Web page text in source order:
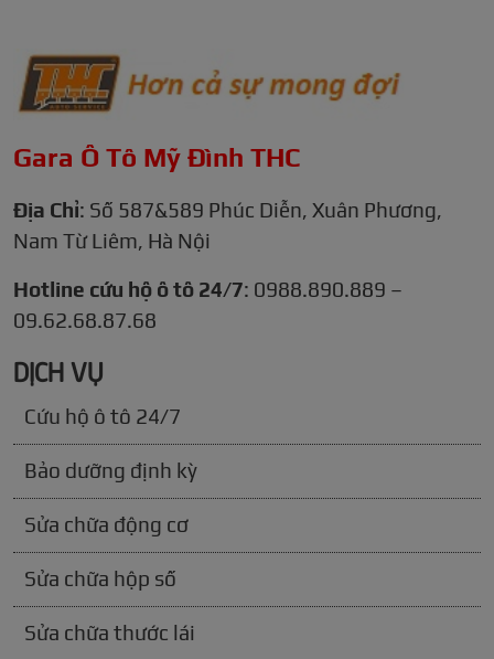
Gara Ô Tô Mỹ Đình THC
Địa Chỉ: Số 587&589 Phúc Diễn, Xuân Phương,
Nam Từ Liêm, Hà Nội
Hotline cứu hộ ô tô 24/7: 0988.890.889 –
09.62.68.87.68
DỊCH VỤ
Cứu hộ ô tô 24/7
Bảo dưỡng định kỳ
Sửa chữa động cơ
Sửa chữa hộp số
Sửa chữa thước lái